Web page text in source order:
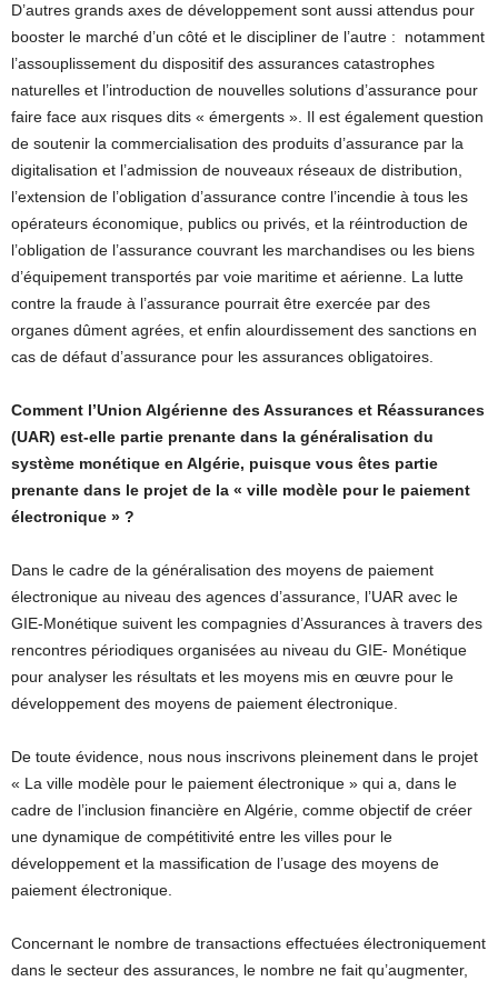
D’autres grands axes de développement sont aussi attendus pour
booster le marché d’un côté et le discipliner de l’autre :
notamment
l’assouplissement du dispositif des assurances catastrophes
naturelles et l’introduction de nouvelles solutions d’assurance pour
faire face aux risques dits « émergents ». Il est également question
de soutenir la commercialisation des produits d’assurance par la
digitalisation et l’admission de nouveaux réseaux de distribution,
l’extension de l’obligation d’assurance contre l’incendie à tous les
opérateurs économique, publics ou privés, et la réintroduction de
l’obligation de l’assurance couvrant les marchandises ou les biens
d’équipement transportés par voie maritime et aérienne. La lutte
contre la fraude à l’assurance pourrait être exercée par des
organes dûment agrées, et enfin alourdissement des sanctions en
cas de défaut d’assurance pour les assurances obligatoires.
Comment l’Union Algérienne des Assurances et Réassurances
(UAR) est-elle partie prenante dans la généralisation du
système monétique en Algérie, puisque vous êtes partie
prenante dans le projet de la « ville modèle pour le paiement
électronique » ?
Dans le cadre de la généralisation des moyens de paiement
électronique au niveau des agences d’assurance, l’UAR avec le
GIE-Monétique suivent les compagnies d’Assurances à travers des
rencontres périodiques organisées au niveau du GIE- Monétique
pour analyser les résultats et les moyens mis en œuvre pour le
développement des moyens de paiement électronique.
De toute évidence, nous nous inscrivons pleinement dans le projet
« La ville modèle pour le paiement électronique » qui a, dans le
cadre de l’inclusion financière en Algérie, comme objectif de créer
une dynamique de compétitivité entre les villes pour le
développement et la massification de l’usage des moyens de
paiement électronique.
Concernant le nombre de transactions effectuées électroniquement
dans le secteur des assurances, le nombre ne fait qu’augmenter,